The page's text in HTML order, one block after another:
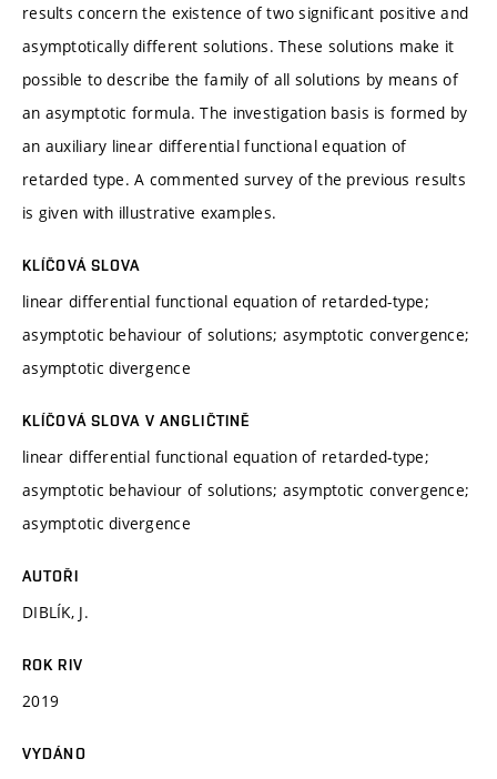
results concern the existence of two significant positive and
asymptotically different solutions. These solutions make it
possible to describe the family of all solutions by means of
an asymptotic formula. The investigation basis is formed by
an auxiliary linear differential functional equation of
retarded type. A commented survey of the previous results
is given with illustrative examples.
KLÍČOVÁ SLOVA
linear differential functional equation of retarded-type;
asymptotic behaviour of solutions; asymptotic convergence;
asymptotic divergence
KLÍČOVÁ SLOVA V ANGLIČTINĚ
linear differential functional equation of retarded-type;
asymptotic behaviour of solutions; asymptotic convergence;
asymptotic divergence
AUTOŘI
DIBLÍK, J.
ROK RIV
2019
VYDÁNO